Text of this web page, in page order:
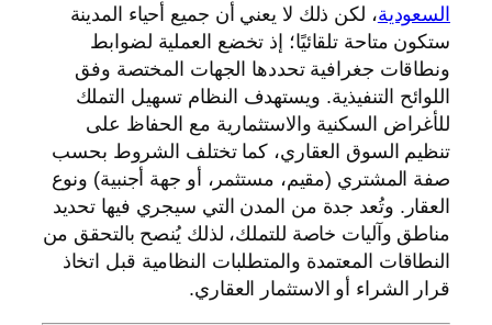
السعودية، لكن ذلك لا يعني أن جميع أحياء المدينة
ستكون متاحة تلقائيًا؛ إذ تخضع العملية لضوابط
ونطاقات جغرافية تحددها الجهات المختصة وفق
اللوائح التنفيذية. ويستهدف النظام تسهيل التملك
للأغراض السكنية والاستثمارية مع الحفاظ على
تنظيم السوق العقاري، كما تختلف الشروط بحسب
صفة المشتري (مقيم، مستثمر، أو جهة أجنبية) ونوع
العقار. وتُعد جدة من المدن التي سيجري فيها تحديد
مناطق وآليات خاصة للتملك، لذلك يُنصح بالتحقق من
النطاقات المعتمدة والمتطلبات النظامية قبل اتخاذ
قرار الشراء أو الاستثمار العقاري.